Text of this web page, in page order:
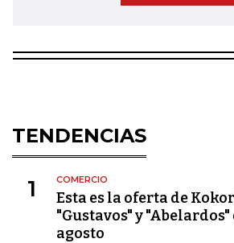
TENDENCIAS
1 COMERCIO
Esta es la oferta de
"Gustavos" y "Abelardos"
agosto